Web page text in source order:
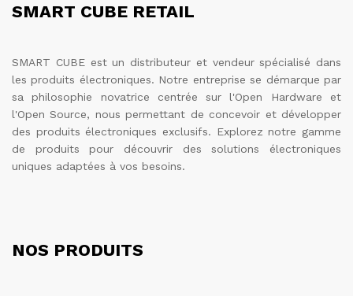
SMART CUBE RETAIL
SMART CUBE est un distributeur et vendeur spécialisé dans
les produits électroniques. Notre entreprise se démarque par
sa philosophie novatrice centrée sur l'Open Hardware et
l'Open Source, nous permettant de concevoir et développer
des produits électroniques exclusifs. Explorez notre gamme
de produits pour découvrir des solutions électroniques
uniques adaptées à vos besoins.
NOS PRODUITS